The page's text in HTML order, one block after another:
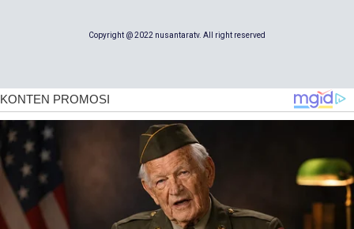
Copyright @ 2022 nusantaratv. All right reserved